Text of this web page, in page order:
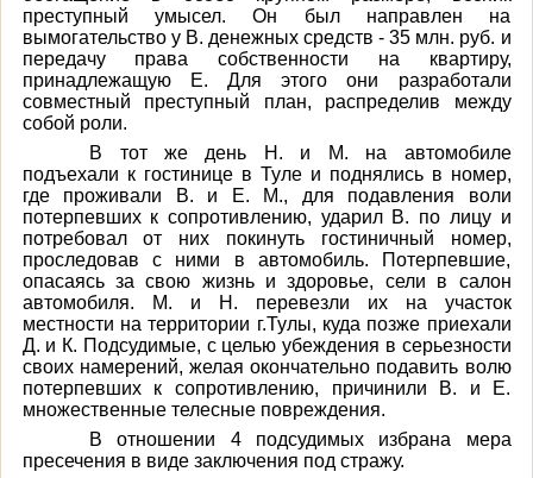
преступный умысел. Он был направлен на
вымогательство у В. денежных средств - 35 млн. руб. и
передачу права собственности на квартиру,
принадлежащую Е. Для этого они разработали
совместный преступный план, распределив между
собой роли.
В тот же день Н. и М. на автомобиле
подъехали к гостинице в Туле и поднялись в номер,
где проживали В. и Е. М., для подавления воли
потерпевших к сопротивлению, ударил В. по лицу и
потребовал от них покинуть гостиничный номер,
проследовав с ними в автомобиль. Потерпевшие,
опасаясь за свою жизнь и здоровье, сели в салон
автомобиля. М. и Н. перевезли их на участок
местности на территории г.Тулы, куда позже приехали
Д. и К. Подсудимые, с целью убеждения в серьезности
своих намерений, желая окончательно подавить волю
потерпевших к сопротивлению, причинили В. и Е.
множественные телесные повреждения.
В отношении 4 подсудимых избрана мера
пресечения в виде заключения под стражу.